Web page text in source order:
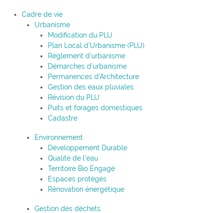
Cadre de vie
Urbanisme
Modification du PLU
Plan Local d’Urbanisme (PLU)
Règlement d’urbanisme
Démarches d’urbanisme
Permanences d’Architecture
Gestion des eaux pluviales
Révision du PLU
Puits et forages domestiques
Cadastre
Environnement
Développement Durable
Qualité de l’eau
Territoire Bio Engagé
Espaces protégés
Rénovation énergétique
Gestion des déchets